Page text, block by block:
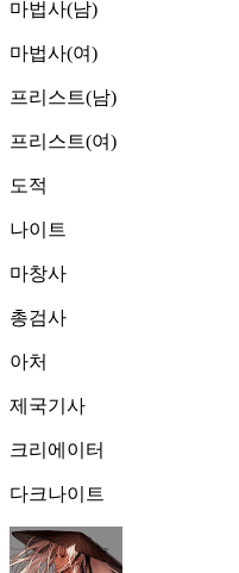
마법사(남)
마법사(여)
프리스트(남)
프리스트(여)
도적
나이트
마창사
총검사
아처
제국기사
크리에이터
다크나이트